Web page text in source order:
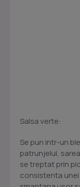
Salsa verte:
Se pun intr-un
patrunjelul,
se treptat prin
consistenta